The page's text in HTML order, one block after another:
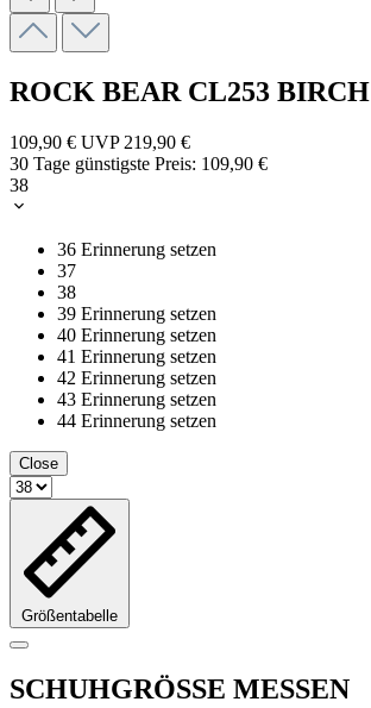
ROCK BEAR CL253 BIRCH
109,90 € UVP 219,90 €
30 Tage günstigste Preis: 109,90 €
38
36 Erinnerung setzen
37
38
39 Erinnerung setzen
40 Erinnerung setzen
41 Erinnerung setzen
42 Erinnerung setzen
43 Erinnerung setzen
44 Erinnerung setzen
Close
Größentabelle
SCHUHGRÖSSE MESSEN